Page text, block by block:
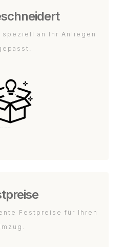
an Ihr Anliegen
Festpreise für Ihren